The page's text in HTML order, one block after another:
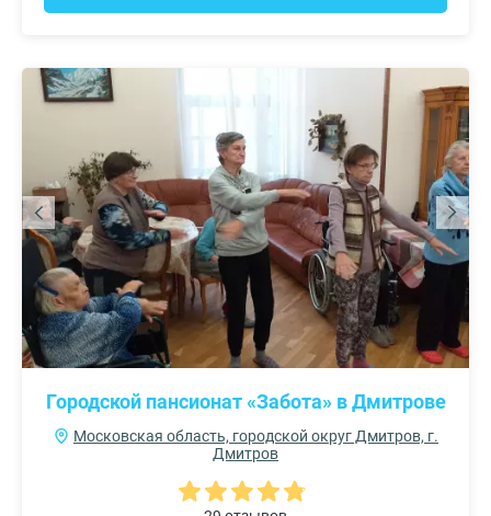
Городской пансионат «Забота» в Дмитрове
Московская область, городской округ Дмитров, г.
Дмитров